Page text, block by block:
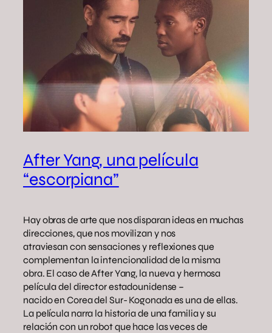
After Yang, una película
“escorpiana”
Hay obras de arte que nos disparan ideas en muchas
direcciones, que nos movilizan y nos
atraviesan con sensaciones y reflexiones que
complementan la intencionalidad de la misma
obra. El caso de After Yang, la nueva y hermosa
película del director estadounidense –
nacido en Corea del Sur- Kogonada es una de ellas.
La película narra la historia de una familia y su
relación con un robot que hace las veces de